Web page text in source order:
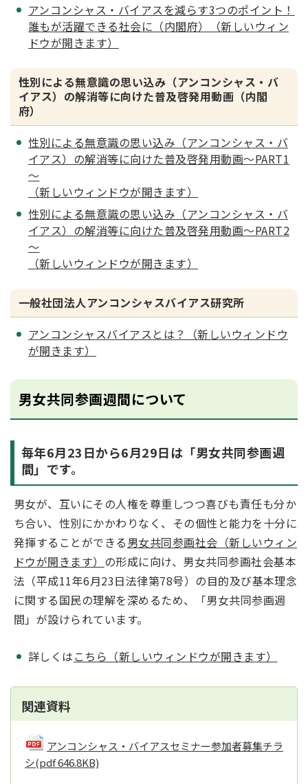
アンコンシャス・バイアスを減らす3つのポイント！
誰もが活躍できる社会に（内閣府）（新しいウィン
ドウが開きます）
性別による無意識の思い込み（アンコンシャス・バ
イアス）の解消等に向けた普及啓発用動画（内閣
府）
性別による無意識の思い込み（アンコンシャス・バ
イアス）の解消等に向けた普及啓発用動画～PART1
～
（新しいウィンドウが開きます）
性別による無意識の思い込み（アンコンシャス・バ
イアス）の解消等に向けた普及啓発用動画～PART2
～
（新しいウィンドウが開きます）
一般社団法人アンコンシャスバイアス研究所
アンコンシャスバイアスとは？（新しいウィンドウ
が開きます）
男女共同参画週間について
毎年6月23日から6月29日は「男女共同参画週
間」です。
男女が、互いにその人権を尊重しつつ喜びも責任も分か
ち合い、性別にかかわりなく、その個性と能力を十分に
発揮することができる男女共同参画社会（新しいウィン
ドウが開きます） の形成に向け、男女共同参画社会基本
法（平成11年6月23日法律第78号）の目的及び基本理念
に関する国民の理解を深めるため、「男女共同参画週
間」が設けられています。
詳しくは こちら（新しいウィンドウが開きます）
関連資料
アンコンシャス・バイアスセミナー参加者募集チラ
シ(pdf 646.8KB)